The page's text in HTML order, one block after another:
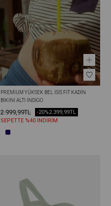
PREMIUM YÜKSEK BEL İSİS FIT KADIN
BIKINI ALTI İNDIGO
2.999,99TL 2.399,99TL
-20%
SEPETTE %40 İNDİRİM